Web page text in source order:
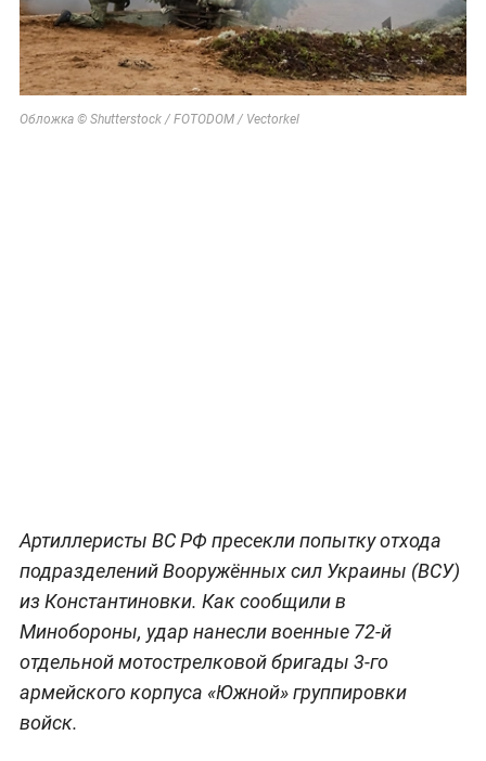
Обложка © Shutterstock / FOTODOM / Vectorkel
Артиллеристы ВС РФ пресекли попытку отхода
подразделений Вооружённых сил Украины (ВСУ)
из Константиновки. Как сообщили в
Минобороны, удар нанесли военные 72-й
отдельной мотострелковой бригады 3-го
армейского корпуса «Южной» группировки
войск.